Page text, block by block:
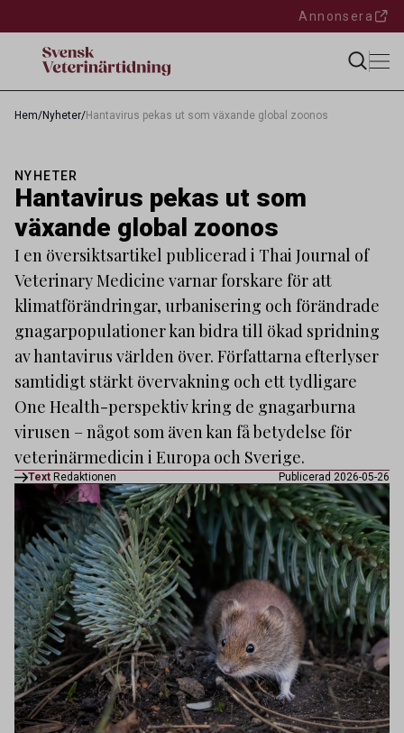
Annonsera
Hem/Nyheter/Hantavirus pekas ut som växande global zoonos
NYHETER
Hantavirus pekas ut som
växande global zoonos
I en översiktsartikel publicerad i Thai Journal of
Veterinary Medicine varnar forskare för att
klimatförändringar, urbanisering och förändrade
gnagarpopulationer kan bidra till ökad spridning
av hantavirus världen över. Författarna efterlyser
samtidigt stärkt övervakning och ett tydligare
One Health-perspektiv kring de gnagarburna
virusen – något som även kan få betydelse för
veterinärmedicin i Europa och Sverige.
Text Redaktionen Publicerad 2026-05-26